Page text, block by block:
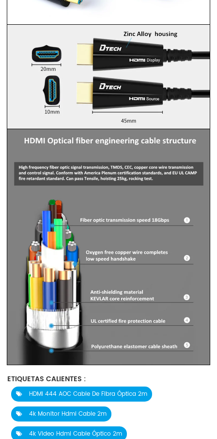
ETIQUETAS CALIENTES :
HDMI 444 AOC Cable De Fibra Óptica 2m
4k Monitor Hdmi Cable 2m
4k Video Hdmi Cable Óptico 2m